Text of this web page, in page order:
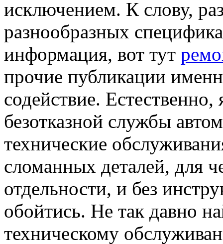
исключением. К слову,
разнообразных
информация, вот тут
прочие публикации
содействие.
безотказной службы
технические
сломанных деталей, для
отдельности, и без
обойтись. Не так давно
техническому